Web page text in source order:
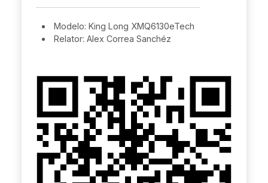
Modelo: King Long XMQ6130eTech
Relator: Alex Correa Sanchéz